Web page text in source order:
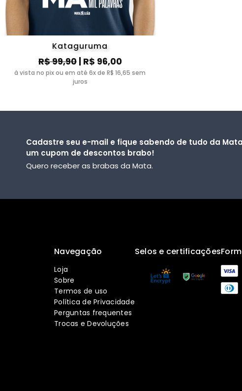
Kataguruma
R$ 99,90| R$ 96,00
à vista no pix ou em até 6x de R$ 16,65 sem
juros
Cadastre seu e-mail e fique sabendo de tudo da
um cupom de descontos brabo!
Quero receber as brabas da Mata.
Navegação
Loja
Sobre
Termos de uso
Política de Privacidade
Perguntas frequentes
Trocas e Devoluções
Selos e certificações